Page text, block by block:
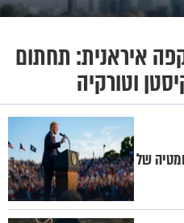
איראנית: תחתום
וטורקיה
של